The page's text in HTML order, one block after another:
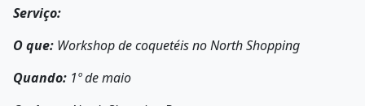
Serviço:
O que: Workshop de coquetéis no North Shopping
Quando: 1º de maio